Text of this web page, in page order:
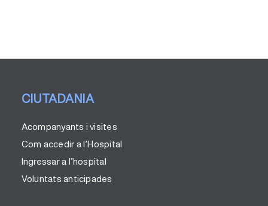
CIUTADANIA
Acompanyants i visites
Com accedir a l’Hospital
Ingressar a l’hospital
Voluntats anticipades